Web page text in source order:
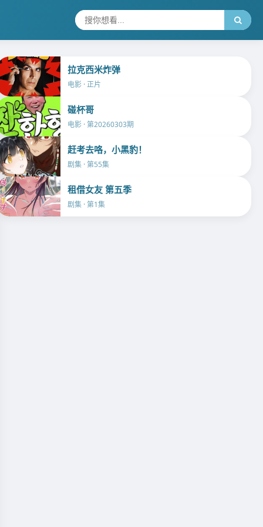
拉克西米炸弹
电影 · 正片
碰杯哥
电影 · 第20260303期
赶考去咯，小黑豹！
剧集 · 第55集
租借女友 第五季
剧集 · 第1集